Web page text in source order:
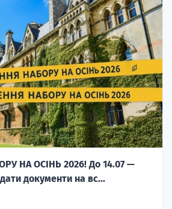
НА ОСІНЬ 2026! До 14.07 —
документи на вс...